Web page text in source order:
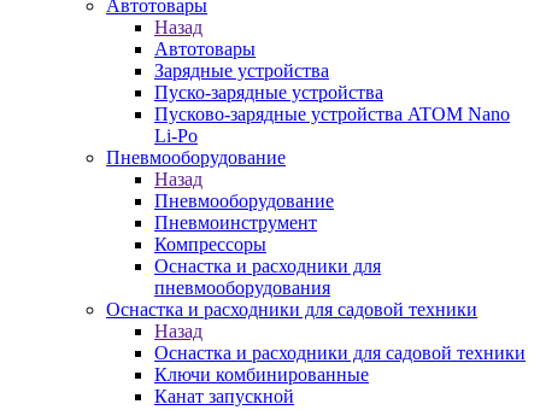
Автотовары
Назад
Автотовары
Зарядные устройства
Пуско-зарядные устройства
Пусково-зарядные устройства ATOM Nano
Li-Po
Пневмооборудование
Назад
Пневмооборудование
Пневмоинструмент
Компрессоры
Оснастка и расходники для
пневмооборудования
Оснастка и расходники для садовой техники
Назад
Оснастка и расходники для садовой техники
Ключи комбинированные
Канат запускной